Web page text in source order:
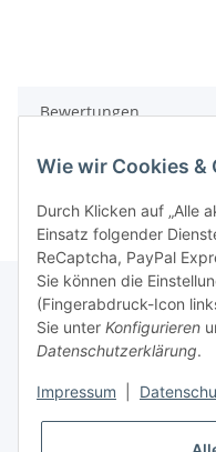
Bewertungen
Rechtliche Hinweise
Produktinformationen
Wie wir Cookies &
Durch Klicken auf „Alle
Einsatz folgender
ReCaptcha, PayPal
Sie können die
(Fingerabdruck-Icon
Sie unter Konfigurieren
Datenschutzerklärung.
Impressum